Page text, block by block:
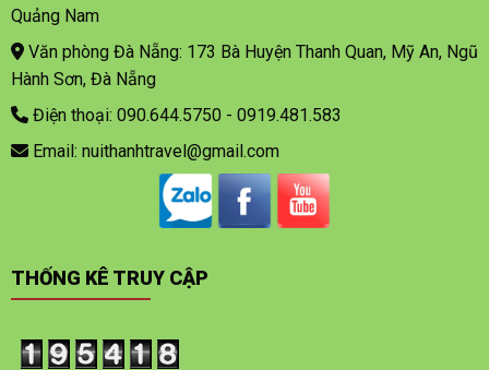
Quảng Nam
Văn phòng Đà Nẵng: 173 Bà Huyện Thanh Quan, Mỹ An, Ngũ
Hành Sơn, Đà Nẵng
Điện thoại: 090.644.5750 - 0919.481.583
Email: nuithanhtravel@gmail.com
THỐNG KÊ TRUY CẬP